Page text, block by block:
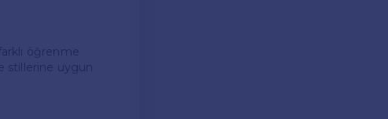
öğrenme
stillerine uygun